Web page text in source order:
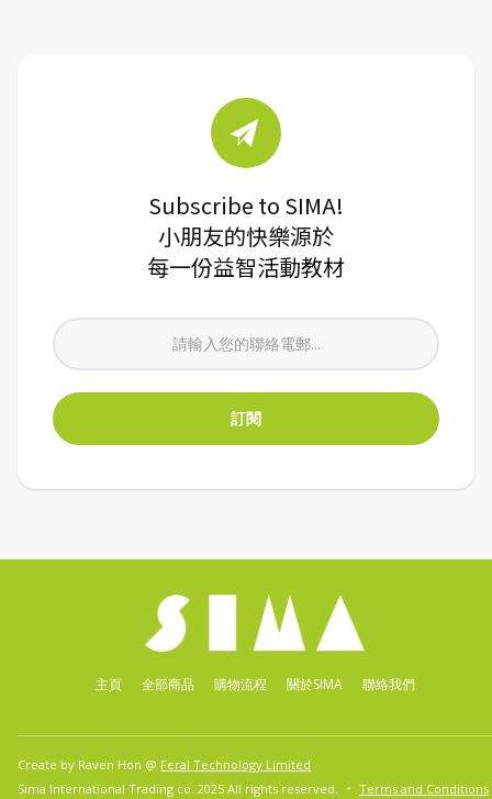
Subscribe to SIMA!
小朋友的快樂源於
每一份益智活動教材
主頁 全部商品 購物流程 關於SIMA 聯絡我們
Create by Raven Hon @ Feral Technology Limited
Sima International Trading co. 2025 All rights reserved.
Terms and Conditions